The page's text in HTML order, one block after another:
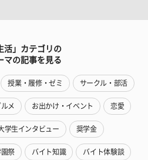
活」カテゴリの
マの記事を見る
授業・履修・ゼミ サークル・部活
ルメ お出かけ・イベント 恋愛
学生インタビュー 奨学金
園祭 バイト知識 バイト体験談